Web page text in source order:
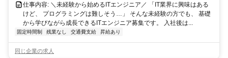
仕事内容: ＼未経験から始めるITエンジニア／ 「IT業界に興味はある
けど、 プログラミングは難しそう…」 そんな未経験の方でも、 基礎
から学びながら成長できるITエンジニア募集です。 入社後は...
固定時間制 残業なし 交通費支給 昇給あり
同じ企業の求人